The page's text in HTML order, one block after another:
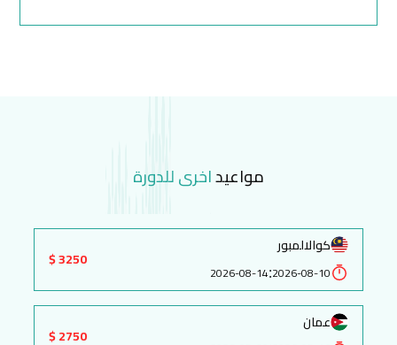
مواعيداخرى للدورة
كوالالمبور
2026-08-10
:
2026-08-14
3250 $
عمان
2750 $